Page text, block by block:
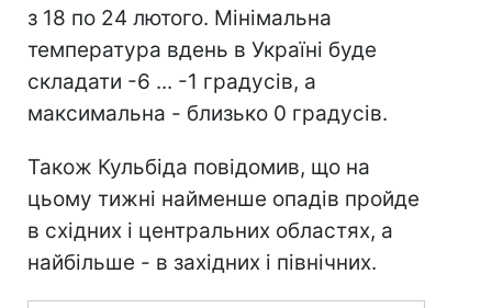
з 18 по 24 лютого. Мінімальна
температура вдень в Україні буде
складати -6 ... -1 градусів, а
максимальна - близько 0 градусів.
Також Кульбіда повідомив, що на
цьому тижні найменше опадів пройде
в східних і центральних областях, а
найбільше - в західних і північних.